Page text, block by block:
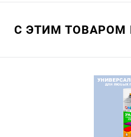
С ЭТИМ ТОВАРОМ